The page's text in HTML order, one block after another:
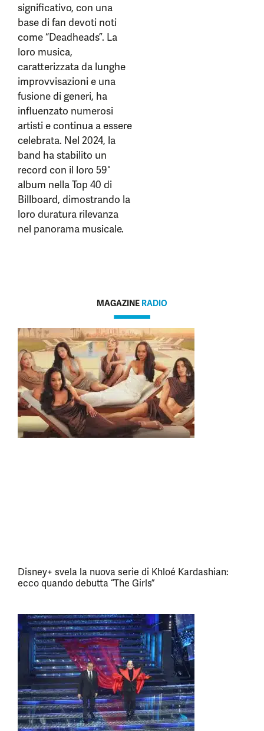
significativo, con una
base di fan devoti noti
come “Deadheads”. La
loro musica,
caratterizzata da lunghe
improvvisazioni e una
fusione di generi, ha
influenzato numerosi
artisti e continua a essere
celebrata. Nel 2024, la
band ha stabilito un
record con il loro 59°
album nella Top 40 di
Billboard, dimostrando la
loro duratura rilevanza
nel panorama musicale.
MAGAZINE RADIO
Disney+ svela la nuova serie di Khloé Kardashian:
ecco quando debutta “The Girls”